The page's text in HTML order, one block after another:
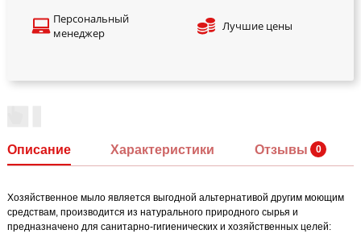
Персональный
менеджер
Лучшие цены
Описание Характеристики Отзывы
Хозяйственное мыло является выгодной альтернативой другим моющим
средствам, производится из натурального природного сырья и
предназначено для санитарно-гигиенических и хозяйственных целей: